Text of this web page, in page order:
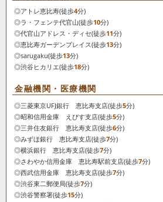
◎アトレ恵比寿(徒歩4分)
◎ラ・フェンテ代官山(徒歩10分)
◎代官山アドレス・ディセ(徒歩11分)
◎恵比寿ガーデンプレイス(徒歩13分)
◎sarugaku(徒歩13分)
◎渋谷ヒカリエ(徒歩18分)
金融機関・医療機関
◎三菱東京UFJ銀行 恵比寿支店(徒歩5分)
◎昭和信用金庫 えびす支店(徒歩5分)
◎三井住友銀行 恵比寿支店(徒歩6分)
◎みずほ銀行 恵比寿支店(徒歩7分)
◎横浜銀行 恵比寿支店(徒歩7分)
◎さわやか信用金庫 恵比寿駅前支店(徒歩7分)
◎西武信用金庫 恵比寿支店(徒歩7分)
◎渋谷東二郵便局(徒歩7分)
◎渋谷警察署(徒歩15分)